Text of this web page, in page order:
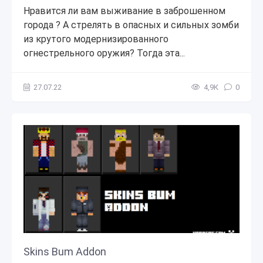
Нравится ли вам выживание в заброшенном
города ? А стрелять в опасных и сильных зомби
из крутого модернизированного
огнестрельного оружия? Тогда эта...
27.07.22 4,9К 0
Skins Bum Addon